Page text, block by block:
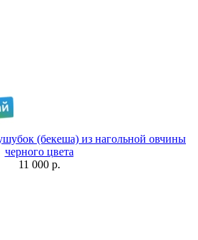
(бекеша) из нагольной овчины
черного цвета
11 000 р.